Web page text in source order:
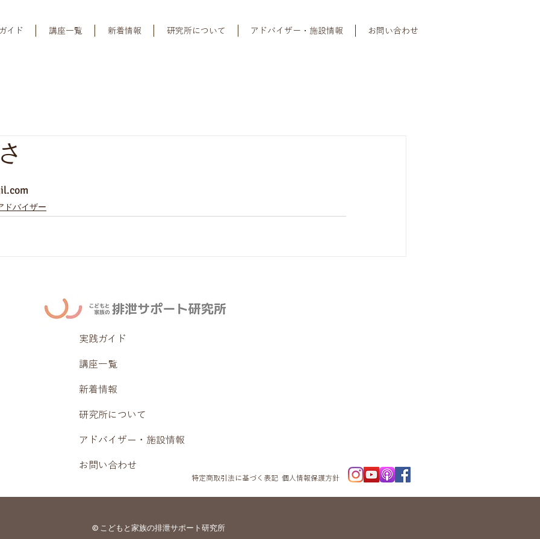
イド 講座一覧 新着情報 研究所について アドバイザー・施設情報 お問い合わせ
ドバイザー
実践ガイド
講座一覧
新着情報
研究所について
アドバイザー・施設情報
お問い合わせ
特定商取引法に基づく表記 個人情報保護方針
© こどもと家族の排泄サポート研究所